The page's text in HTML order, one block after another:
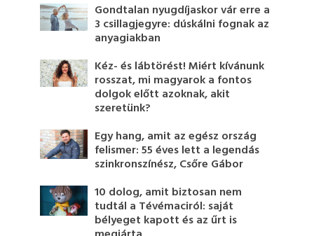
Gondtalan nyugdíjaskor vár erre a
3 csillagjegyre: dúskálni fognak az
anyagiakban
Kéz- és lábtörést! Miért kívánunk
rosszat, mi magyarok a fontos
dolgok előtt azoknak, akit
szeretünk?
Egy hang, amit az egész ország
felismer: 55 éves lett a legendás
szinkronszínész, Csőre Gábor
10 dolog, amit biztosan nem
tudtál a Tévémaciról: saját
bélyeget kapott és az űrt is